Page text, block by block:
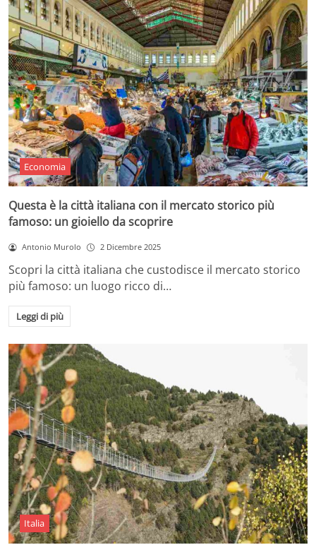
Economia
Questa è la città italiana con il mercato storico più
famoso: un gioiello da scoprire
Antonio Murolo 2 Dicembre 2025
Scopri la città italiana che custodisce il mercato storico
più famoso: un luogo ricco di…
Leggi di più
Italia